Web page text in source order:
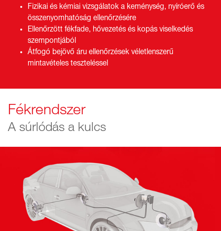
Fizikai és kémiai vizsgálatok a keménység, nyíróerő és
összenyomhatóság ellenőrzésére
Ellenőrzött fékfade, hővezetés és kopás viselkedés
szempontjából
Átfogó bejövő áru ellenőrzések véletlenszerű
mintavételes teszteléssel
Fékrendszer
A súrlódás a kulcs